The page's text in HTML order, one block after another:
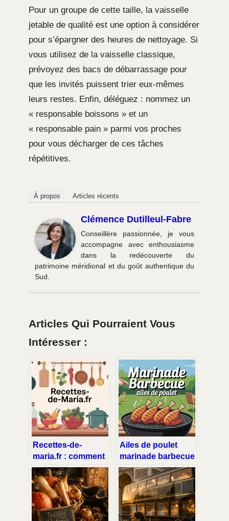
Pour un groupe de cette taille, la vaisselle
jetable de qualité est une option à considérer
pour s’épargner des heures de nettoyage. Si
vous utilisez de la vaisselle classique,
prévoyez des bacs de débarrassage pour
que les invités puissent trier eux-mêmes
leurs restes. Enfin, déléguez : nommez un
« responsable boissons » et un
« responsable pain » parmi vos proches
pour vous décharger de ces tâches
répétitives.
À propos Articles récents
Clémence Dutilleul-Fabre
Conseillère passionnée, je vous
accompagne avec enthousiasme
dans la redécouverte du
patrimoine méridional et du goût authentique du
Sud.
Articles Qui Pourraient Vous
Intéresser :
Recettes-de-
maria.fr : comment
transformer ce site
en référence
cuisine
Ailes de poulet
marinade barbecue
: la recette qui fait
vraiment la
différence